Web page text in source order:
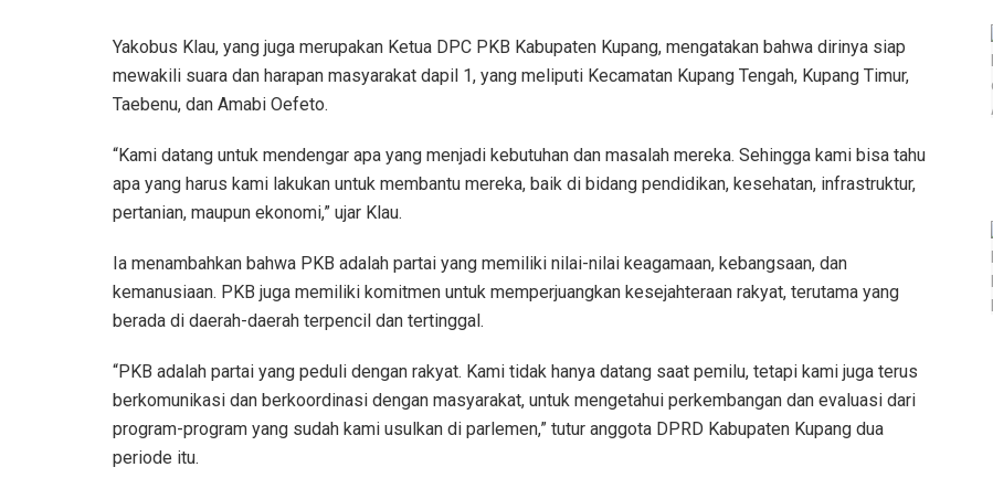
Yakobus Klau, yang juga merupakan Ketua DPC PKB Kabupaten Kupang, mengatakan bahwa dirinya siap
mewakili suara dan harapan masyarakat dapil 1, yang meliputi Kecamatan Kupang Tengah, Kupang Timur,
Taebenu, dan Amabi Oefeto.
“Kami datang untuk mendengar apa yang menjadi kebutuhan dan masalah mereka. Sehingga kami bisa tahu
apa yang harus kami lakukan untuk membantu mereka, baik di bidang pendidikan, kesehatan, infrastruktur,
pertanian, maupun ekonomi,” ujar Klau.
Ia menambahkan bahwa PKB adalah partai yang memiliki nilai-nilai keagamaan, kebangsaan, dan
kemanusiaan. PKB juga memiliki komitmen untuk memperjuangkan kesejahteraan rakyat, terutama yang
berada di daerah-daerah terpencil dan tertinggal.
“PKB adalah partai yang peduli dengan rakyat. Kami tidak hanya datang saat pemilu, tetapi kami juga terus
berkomunikasi dan berkoordinasi dengan masyarakat, untuk mengetahui perkembangan dan evaluasi dari
program-program yang sudah kami usulkan di parlemen,” tutur anggota DPRD Kabupaten Kupang dua
periode itu.